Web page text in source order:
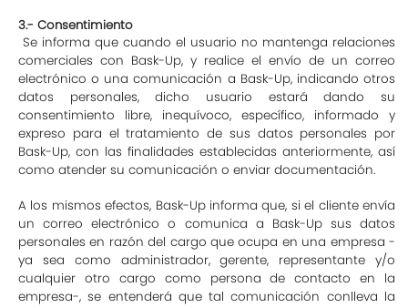
3.- Consentimiento
Se informa que cuando el usuario no mantenga relaciones
comerciales con Bask-Up, y realice el envío de un correo
electrónico o una comunicación a Bask-Up, indicando otros
datos personales, dicho usuario estará dando su
consentimiento libre, inequívoco, específico, informado y
expreso para el tratamiento de sus datos personales por
Bask-Up, con las finalidades establecidas anteriormente, así
como atender su comunicación o enviar documentación.
A los mismos efectos, Bask-Up informa que, si el cliente envía
un correo electrónico o comunica a Bask-Up sus datos
personales en razón del cargo que ocupa en una empresa -
ya sea como administrador, gerente, representante y/o
cualquier otro cargo como persona de contacto en la
empresa-, se entenderá que tal comunicación conlleva la